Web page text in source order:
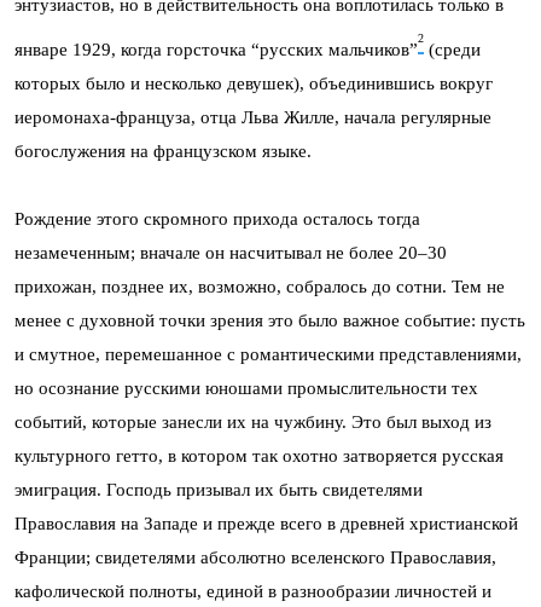
энтузиастов, но в действительность она воплотилась только в
январе 1929, когда горсточка “русских мальчиков”
2
(среди
которых было и несколько девушек), объединившись вокруг
иеромонаха-француза, отца Льва Жилле, начала регулярные
богослужения на французском языке.
Рождение этого скромного прихода осталось тогда
незамеченным; вначале он насчитывал не более 20–30
прихожан, позднее их, возможно, собралось до сотни. Тем не
менее с духовной точки зрения это было важное событие: пусть
и смутное, перемешанное с романтическими представлениями,
но осознание русскими юношами промыслительности тех
событий, которые занесли их на чужбину. Это был выход из
культурного гетто, в котором так охотно затворяется русская
эмиграция. Господь призывал их быть свидетелями
Православия на Западе и прежде всего в древней христианской
Франции; свидетелями абсолютно вселенского Православия,
кафолической полноты, единой в разнообразии личностей и